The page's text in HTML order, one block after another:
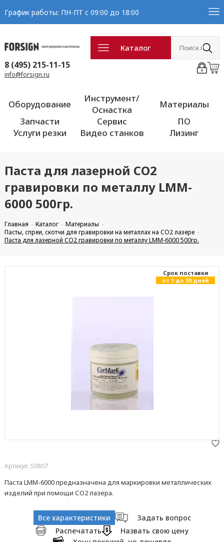
График работы: ПН-ПТ с 09:00 до 18:00
Каталог
8 (495) 215-11-15
info@forsign.ru
Оборудование
Инструмент/
Оснастка
Материалы
Запчасти
Сервис
ПО
Услуги резки
Видео станков Лизинг
Паста для лазерной CO2
гравировки по металлу LMM-
6000 500гр.
Главная Каталог
Материалы
Пасты, спреи, скотчи для гравировки на металлах на CO2 лазере
Паста для лазерной CO2 гравировки по металлу LMM-6000 500гр.
Cрок поставки
от 1 до 30 дней
Артикул: 50807
Паста LMM-6000 предназначена для маркировки металлических
изделий при помощи СО2 лазера.
Все характеристики
Задать вопрос
Распечатать
Назвать свою цену